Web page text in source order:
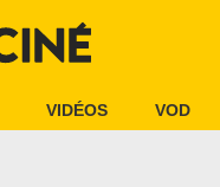
VIDÉOS VOD